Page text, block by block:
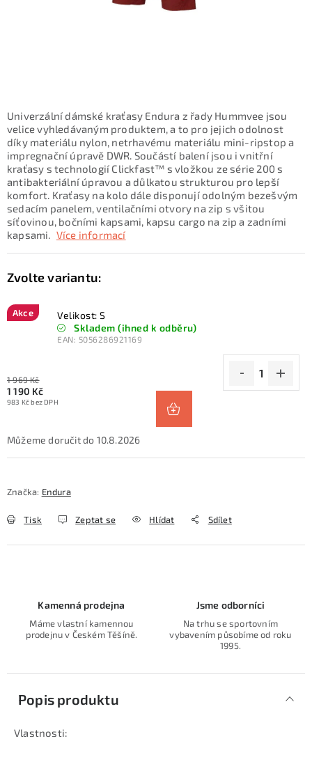
Univerzální dámské kraťasy Endura z řady Hummvee jsou
velice vyhledávaným produktem, a to pro jejich odolnost
díky materiálu nylon, netrhavému materiálu mini-ripstop a
impregnační úpravě DWR. Součástí balení jsou i vnitřní
kraťasy s technologií Clickfast™ s vložkou ze série 200 s
antibakteriální úpravou a důlkatou strukturou pro lepší
komfort. Kraťasy na kolo dále disponují odolným bezešvým
sedacím panelem, ventilačními otvory na zip s všitou
síťovinou, bočními kapsami, kapsu cargo na zip a zadními
kapsami. Více informací
Akce
Velikost: S
Skladem (ihned k odběru)
EAN: 5056286921169
1 969 Kč
1 190 Kč
983 Kč bez DPH
10.8.2026
Značka: Endura
Tisk Zeptat se Hlídat Sdílet
Kamenná prodejna
Máme vlastní kamennou
prodejnu v Českém Těšíně.
Jsme odborníci
Na trhu se sportovním
vybavením působíme od roku
1995.
Popis produktu
Vlastnosti: